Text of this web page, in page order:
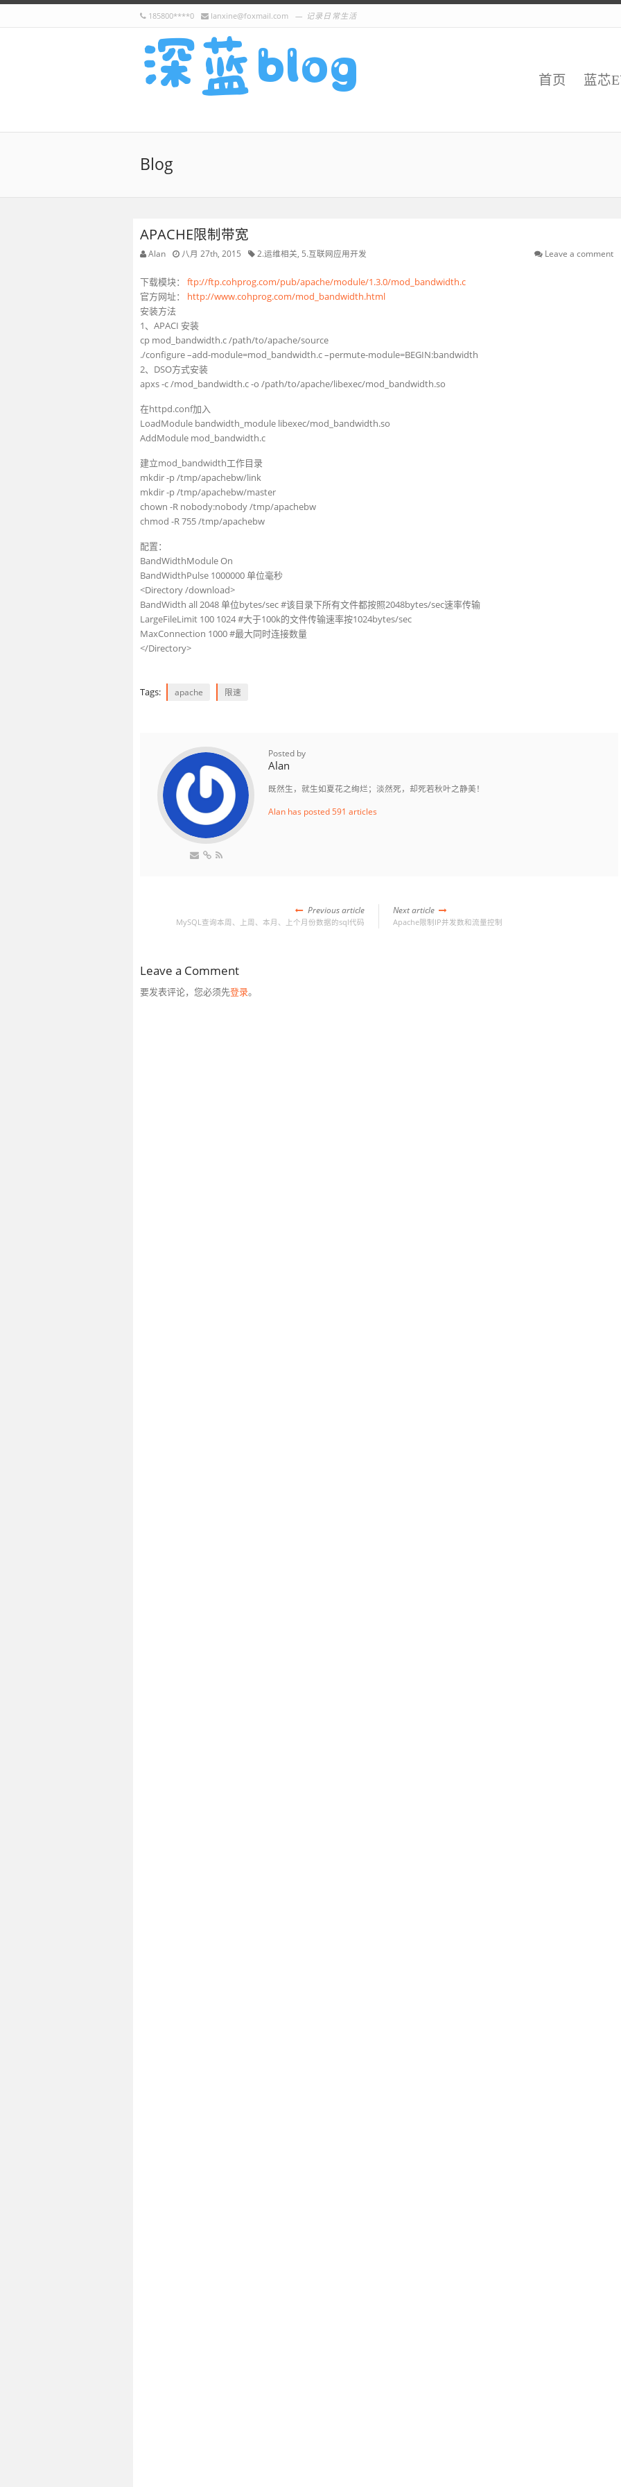
185800****0 lanxine@foxmail.com 记录日常生活
首页 蓝芯
Blog
APACHE限制带宽
Alan 八月 27th, 2015 2.运维相关 5.互联网应用开发 Leave a comment
下载模块： ftp://ftp.cohprog.com/pub/apache/module/1.3.0/mod_bandwidth.c
官方网址： http://www.cohprog.com/mod_bandwidth.html
安装方法
1、APACI 安装
cp mod_bandwidth.c /path/to/apache/source
./configure –add-module=mod_bandwidth.c –permute-module=BEGIN:bandwidth
2、DSO方式安装
apxs -c /mod_bandwidth.c -o /path/to/apache/libexec/mod_bandwidth.so
在httpd.conf加入
LoadModule bandwidth_module libexec/mod_bandwidth.so
AddModule mod_bandwidth.c
建立mod_bandwidth工作目录
mkdir -p /tmp/apachebw/link
mkdir -p /tmp/apachebw/master
chown -R nobody:nobody /tmp/apachebw
chmod -R 755 /tmp/apachebw
配置：
BandWidthModule On
BandWidthPulse 1000000 单位毫秒
<Directory /download>
BandWidth all 2048 单位bytes/sec #该目录下所有文件都按照2048bytes/sec速率传输
LargeFileLimit 100 1024 #大于100k的文件传输速率按1024bytes/sec
MaxConnection 1000 #最大同时连接数量
</Directory>
Tags: apache 限速
Posted by
Alan
既然生，就生如夏花之绚烂；淡然死，却死若秋叶之静美！
Alan has posted 591 articles
Previous article
MySQL查询本周、上周、本月、上个月份数据的sql代码
Next article
Apache限制IP并发数和流量控制
Leave a Comment
要发表评论，您必须先登录。